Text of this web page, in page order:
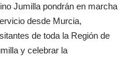
Jumilla pondrán en marcha
desde Murcia,
de toda la Región de
y celebrar la